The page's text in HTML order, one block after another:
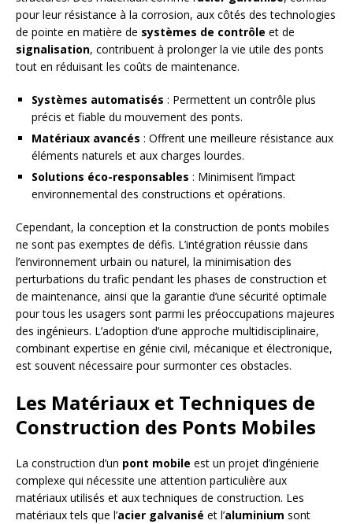
pour leur résistance à la corrosion, aux côtés des technologies
de pointe en matière de systèmes de contrôle et de
signalisation, contribuent à prolonger la vie utile des ponts
tout en réduisant les coûts de maintenance.
Systèmes automatisés : Permettent un contrôle plus
précis et fiable du mouvement des ponts.
Matériaux avancés : Offrent une meilleure résistance aux
éléments naturels et aux charges lourdes.
Solutions éco-responsables : Minimisent l’impact
environnemental des constructions et opérations.
Cependant, la conception et la construction de ponts mobiles
ne sont pas exemptes de défis. L’intégration réussie dans
l’environnement urbain ou naturel, la minimisation des
perturbations du trafic pendant les phases de construction et
de maintenance, ainsi que la garantie d’une sécurité optimale
pour tous les usagers sont parmi les préoccupations majeures
des ingénieurs. L’adoption d’une approche multidisciplinaire,
combinant expertise en génie civil, mécanique et électronique,
est souvent nécessaire pour surmonter ces obstacles.
Les Matériaux et Techniques de
Construction des Ponts Mobiles
La construction d’un pont mobile est un projet d’ingénierie
complexe qui nécessite une attention particulière aux
matériaux utilisés et aux techniques de construction. Les
matériaux tels que l’acier galvanisé et l’aluminium sont